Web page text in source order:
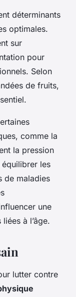
déterminants
optimales.
sur
pour
Selon
de fruits,
comme la
la pression
les
de maladies
une
à l’âge.
lutter contre